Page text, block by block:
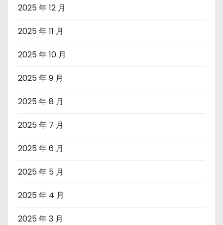
2025 年 12 月
2025 年 11 月
2025 年 10 月
2025 年 9 月
2025 年 8 月
2025 年 7 月
2025 年 6 月
2025 年 5 月
2025 年 4 月
2025 年 3 月